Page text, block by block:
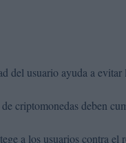
del usuario ayuda a evitar
criptomonedas deben
a los usuarios contra el